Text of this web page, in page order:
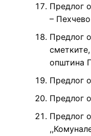
Предлог
–
Предлог
општина
Предлог
Предлог
Предлог